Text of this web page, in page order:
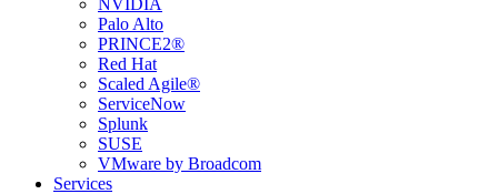
NVIDIA
Palo Alto
PRINCE2®
Red Hat
Scaled Agile®
ServiceNow
Splunk
SUSE
VMware by Broadcom
Services